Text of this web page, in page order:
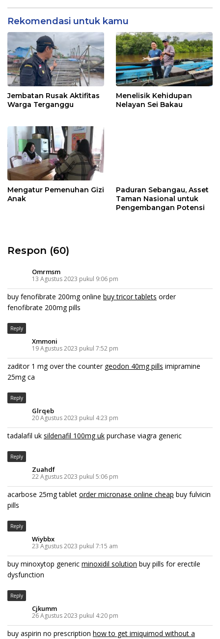
Rekomendasi untuk kamu
Jembatan Rusak Aktifitas
Warga Terganggu
Menelisik Kehidupan
Nelayan Sei Bakau
Mengatur Pemenuhan Gizi
Anak
Paduran Sebangau, Asset
Taman Nasional untuk
Pengembangan Potensi
Respon (60)
Omrmsm
13 Agustus 2023 pukul 9:06 pm
buy fenofibrate 200mg online buy tricor tablets order
fenofibrate 200mg pills
Reply
Xmmoni
19 Agustus 2023 pukul 7:52 pm
zaditor 1 mg over the counter geodon 40mg pills imipramine
25mg ca
Reply
Glrqeb
20 Agustus 2023 pukul 4:23 pm
tadalafil uk sildenafil 100mg uk purchase viagra generic
Reply
Zuahdf
22 Agustus 2023 pukul 5:06 pm
acarbose 25mg tablet order micronase online cheap buy fulvicin
pills
Reply
Wiybbx
23 Agustus 2023 pukul 7:15 am
buy minoxytop generic minoxidil solution buy pills for erectile
dysfunction
Reply
Cjkumm
26 Agustus 2023 pukul 4:20 pm
buy aspirin no prescription how to get imiquimod without a